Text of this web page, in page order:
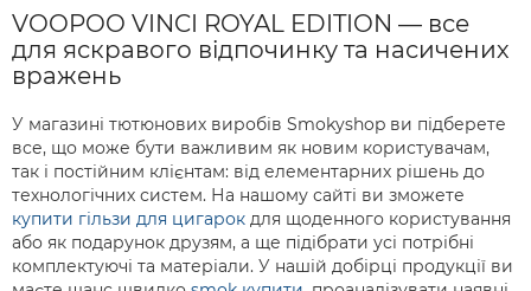
VOOPOO VINCI ROYAL EDITION — все
для яскравого відпочинку та насичених
вражень
У магазині тютюнових виробів Smokyshop ви підберете
все, що може бути важливим як новим користувачам,
так і постійним клієнтам: від елементарних рішень до
технологічних систем. На нашому сайті ви зможете
купити гільзи для цигарок для щоденного користування
або як подарунок друзям, а ще підібрати усі потрібні
комплектуючі та матеріали. У нашій добірці продукції ви